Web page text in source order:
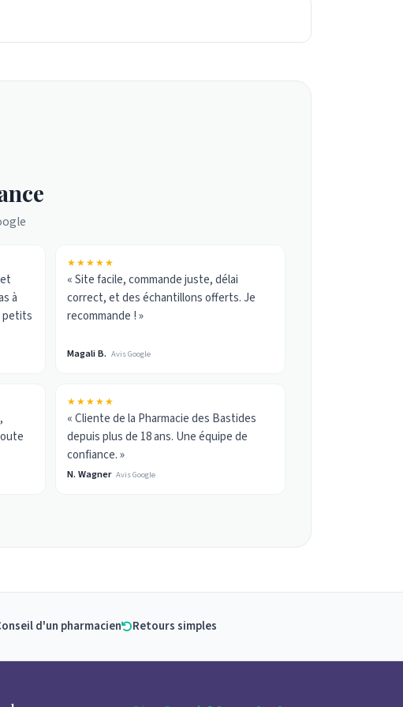
à
petits
★★★★★
« Site facile, commande juste, délai
correct, et des échantillons offerts. Je
recommande ! »
Magali B. Avis Google
★★★★★
« Cliente de la Pharmacie des Bastides
depuis plus de 18 ans. Une équipe de
confiance. »
N. Wagner Avis Google
d'un pharmacien Retours simples